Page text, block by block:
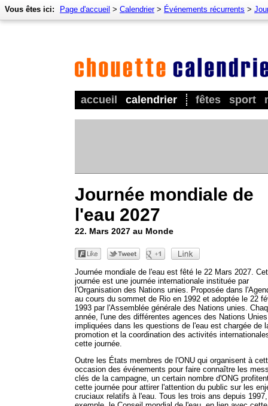
accueil calendrier fêtes sport
Vous êtes ici: Page d'accueil > Calendrier> Événements récurrents >
Journée mondiale de
l'eau 2027
22. Mars 2027 au Monde
Journée mondiale de l'eau est fêté le 22 Mars 2027.
journée est une journée internationale instituée par
l'Organisation des Nations unies. Proposée dans
au cours du sommet de Rio en 1992 et adoptée le 22
1993 par l'Assemblée générale des Nations unies.
année, l'une des différentes agences des Nations Unies
impliquées dans les questions de l'eau est chargée de
promotion et la coordination des activités
cette journée.
Outre les États membres de l'ONU qui organisent à
occasion des événements pour faire connaître les
clés de la campagne, un certain nombre d'ONG
cette journée pour attirer l'attention du public sur les
cruciaux relatifs à l'eau. Tous les trois ans depuis